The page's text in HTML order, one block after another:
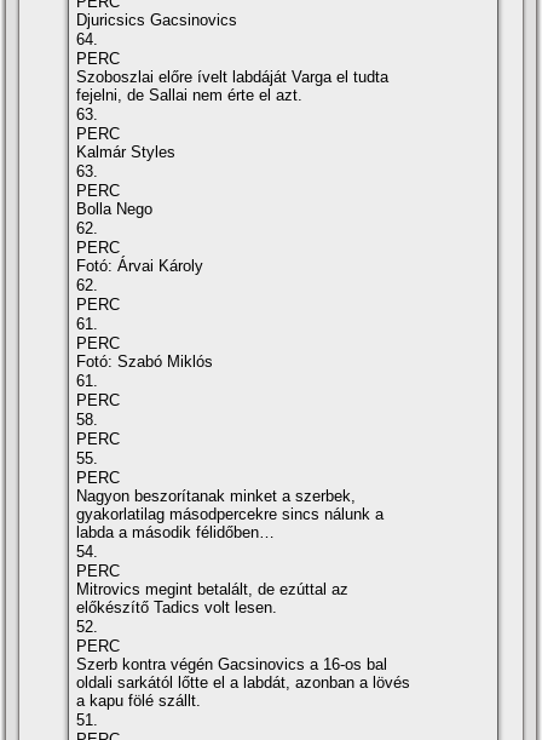
Djuricsics Gacsinovics
64.
PERC
Szoboszlai előre ívelt labdáját Varga el tudta
fejelni, de Sallai nem érte el azt.
63.
PERC
Kalmár Styles
63.
PERC
Bolla Nego
62.
PERC
Fotó: Árvai Károly
62.
PERC
61.
PERC
Fotó: Szabó Miklós
61.
PERC
58.
PERC
55.
PERC
Nagyon beszorítanak minket a szerbek,
gyakorlatilag másodpercekre sincs nálunk a
labda a második félidőben…
54.
PERC
Mitrovics megint betalált, de ezúttal az
előkészítő Tadics volt lesen.
52.
PERC
Szerb kontra végén Gacsinovics a 16-os bal
oldali sarkától lőtte el a labdát, azonban a lövés
a kapu fölé szállt.
51.